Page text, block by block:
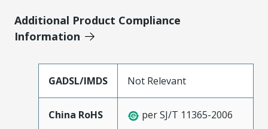
Additional Product Compliance
Information
GADSL/IMDS Not Relevant
China RoHS per SJ/T 11365-2006